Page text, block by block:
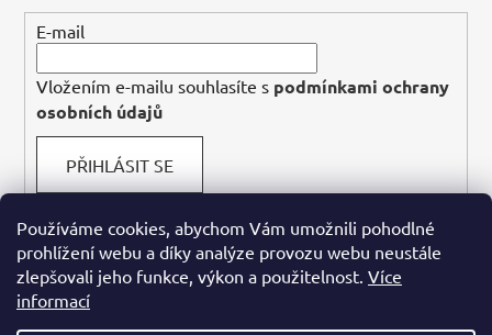
Používáme cookies, abychom Vám umožnili pohodlné
prohlížení webu a díky analýze provozu webu neustále
zlepšovali jeho funkce, výkon a použitelnost. Více
informací
E-mail
Vložením e-mailu souhlasíte s podmínkami ochrany
osobních údajů
PŘIHLÁSIT SE
Facebook